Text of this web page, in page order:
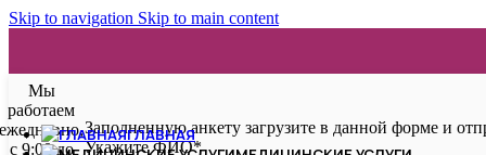
Skip to navigation Skip to main content
Мы
работаем
ежедневно,
с 9:00 до
Заполненную анкету загрузите в данной форме и
Укажите ФИО*
ГЛАВНАЯ